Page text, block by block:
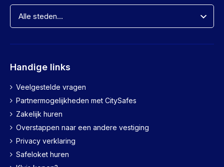
Handige links
Veelgestelde vragen
Partnermogelijkheden met CitySafes
Zakelijk huren
Overstappen naar een andere vestiging
Privacy verklaring
Safeloket huren